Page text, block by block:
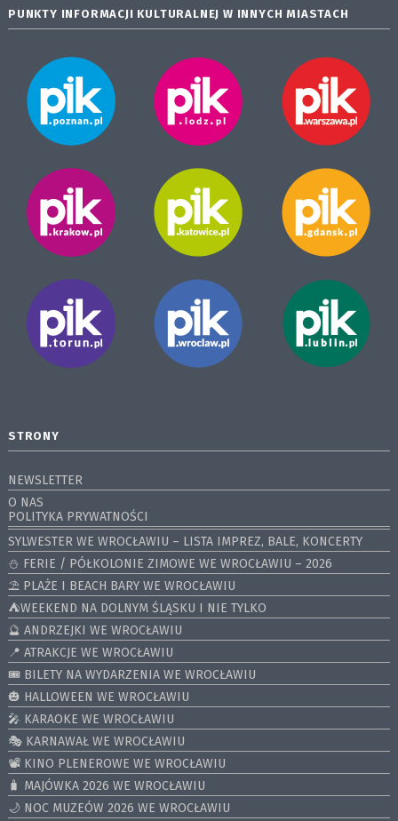
PUNKTY INFORMACJI KULTURALNEJ W INNYCH MIASTACH
STRONY
NEWSLETTER
O NAS
POLITYKA PRYWATNOŚCI
SYLWESTER WE WROCŁAWIU – LISTA IMPREZ, BALE, KONCERTY
⛄️ FERIE / PÓŁKOLONIE ZIMOWE WE WROCŁAWIU – 2026
⛱️ PLAŻE I BEACH BARY WE WROCŁAWIU
⛺️WEEKEND NA DOLNYM ŚLĄSKU I NIE TYLKO
🔮 ANDRZEJKI WE WROCŁAWIU
📍 ATRAKCJE WE WROCŁAWIU
🎟️ BILETY NA WYDARZENIA WE WROCŁAWIU
🎃 HALLOWEEN WE WROCŁAWIU
🎤 KARAOKE WE WROCŁAWIU
🎭 KARNAWAŁ WE WROCŁAWIU
📽️ KINO PLENEROWE WE WROCŁAWIU
🧳 MAJÓWKA 2026 WE WROCŁAWIU
🌙 NOC MUZEÓW 2026 WE WROCŁAWIU